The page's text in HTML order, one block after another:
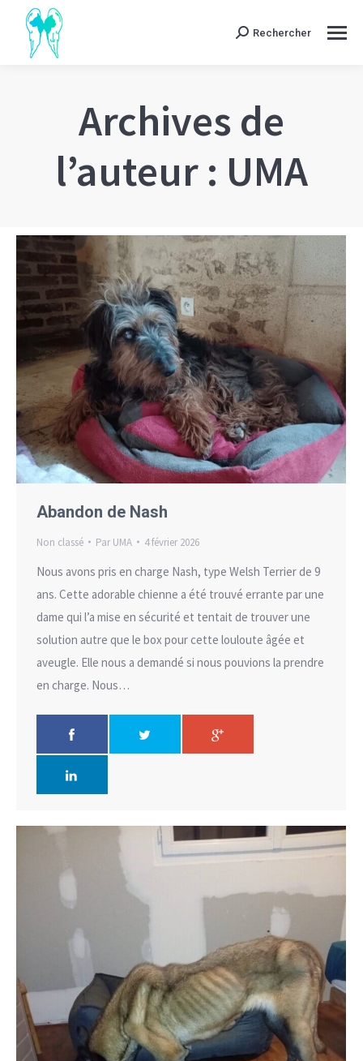
Search:Rechercher
Archives de
l’auteur : UMA
Abandon de Nash
Non classé Par UMA 4 février 2026
Nous avons pris en charge Nash, type Welsh Terrier de 9
ans. Cette adorable chienne a été trouvé errante par une
dame qui l’a mise en sécurité et tentait de trouver une
solution autre que le box pour cette louloute âgée et
aveugle. Elle nous a demandé si nous pouvions la prendre
en charge. Nous…